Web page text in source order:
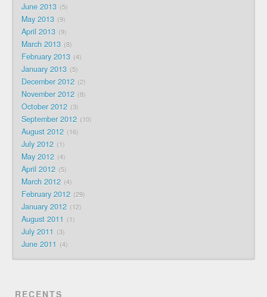
June 2013 5
May 2013 9
April 2013 9
March 2013 8
February 2013 4
January 2013 5
December 2012 2
November 2012 8
October 2012 3
September 2012 10
August 2012 16
July 2012 1
May 2012 4
April 2012 5
March 2012 4
February 2012 29
January 2012 12
August 2011 1
July 2011 3
June 2011 4
RECENTS